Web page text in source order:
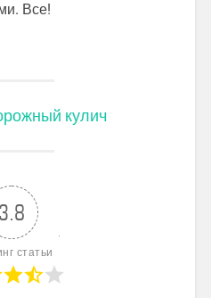
Все!
кулич
3.8
статьи